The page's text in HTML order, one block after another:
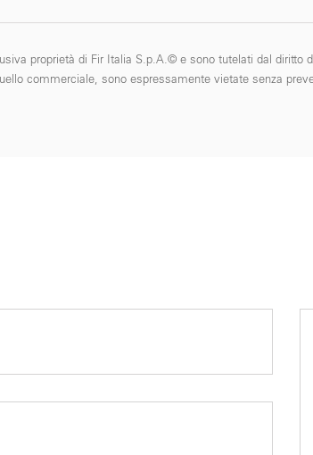
proprietà di Fir Italia S.p.A.© e sono tutelati dal diritto
commerciale, sono espressamente vietate senza